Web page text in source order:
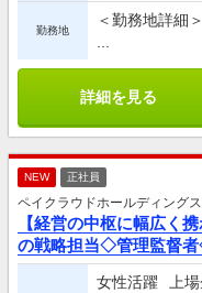
勤務地
＜勤務地詳細
詳細を見る
NEW 正社員
ペイクラウドホールディング
【経営の中枢に幅広く
の戦略担当◇管理監督者
女性活躍 上